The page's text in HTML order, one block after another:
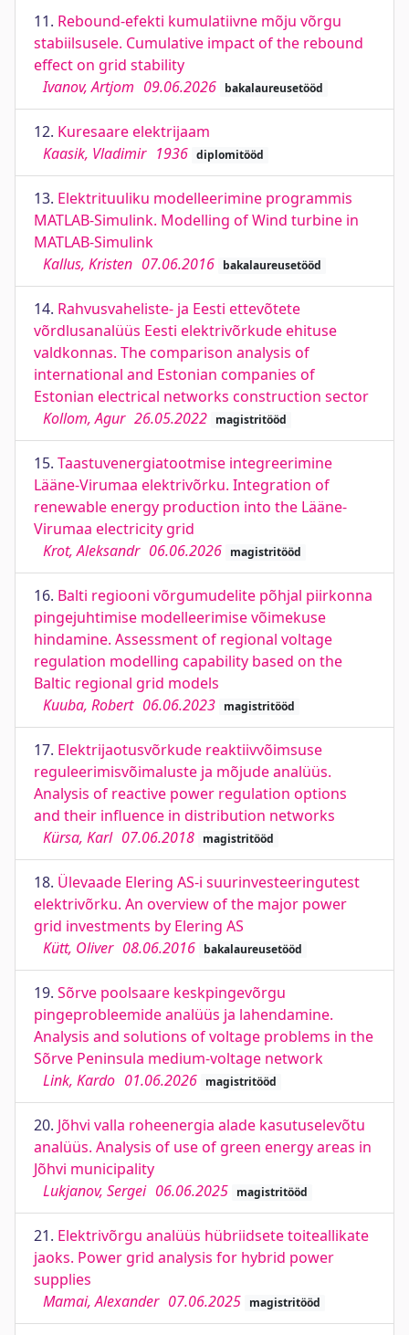
11. Rebound-efekti kumulatiivne mõju võrgu
stabiilsusele. Cumulative impact of the rebound
effect on grid stability
Ivanov, Artjom 09.06.2026 bakalaureusetööd
12. Kuresaare elektrijaam
Kaasik, Vladimir 1936 diplomitööd
13. Elektrituuliku modelleerimine programmis
MATLAB-Simulink. Modelling of Wind turbine in
MATLAB-Simulink
Kallus, Kristen 07.06.2016 bakalaureusetööd
14. Rahvusvaheliste- ja Eesti ettevõtete
võrdlusanalüüs Eesti elektrivõrkude ehituse
valdkonnas. The comparison analysis of
international and Estonian companies of
Estonian electrical networks construction sector
Kollom, Agur 26.05.2022 magistritööd
15. Taastuvenergiatootmise integreerimine
Lääne-Virumaa elektrivõrku. Integration of
renewable energy production into the Lääne-
Virumaa electricity grid
Krot, Aleksandr 06.06.2026 magistritööd
16. Balti regiooni võrgumudelite põhjal piirkonna
pingejuhtimise modelleerimise võimekuse
hindamine. Assessment of regional voltage
regulation modelling capability based on the
Baltic regional grid models
Kuuba, Robert 06.06.2023 magistritööd
17. Elektrijaotusvõrkude reaktiivvõimsuse
reguleerimisvõimaluste ja mõjude analüüs.
Analysis of reactive power regulation options
and their influence in distribution networks
Kürsa, Karl 07.06.2018 magistritööd
18. Ülevaade Elering AS-i suurinvesteeringutest
elektrivõrku. An overview of the major power
grid investments by Elering AS
Kütt, Oliver 08.06.2016 bakalaureusetööd
19. Sõrve poolsaare keskpingevõrgu
pingeprobleemide analüüs ja lahendamine.
Analysis and solutions of voltage problems in the
Sõrve Peninsula medium-voltage network
Link, Kardo 01.06.2026 magistritööd
20. Jõhvi valla roheenergia alade kasutuselevõtu
analüüs. Analysis of use of green energy areas in
Jõhvi municipality
Lukjanov, Sergei 06.06.2025 magistritööd
21. Elektrivõrgu analüüs hübriidsete toiteallikate
jaoks. Power grid analysis for hybrid power
supplies
Mamai, Alexander 07.06.2025 magistritööd